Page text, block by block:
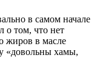
в самом начале
о том, что нет
жиров в масле
«довольны хамы,